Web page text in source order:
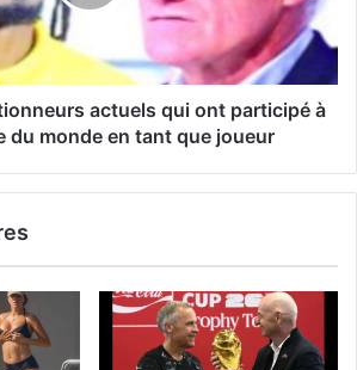
actuels qui ont participé à
du monde en tant que joueur